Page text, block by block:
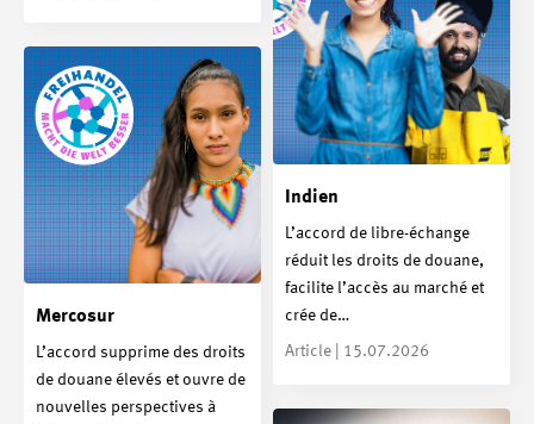
Indien
L’accord de libre-échange
réduit les droits de douane,
facilite l’accès au marché et
crée de…
Article | 15.07.2026
Mercosur
L’accord supprime des droits
de douane élevés et ouvre de
nouvelles perspectives à